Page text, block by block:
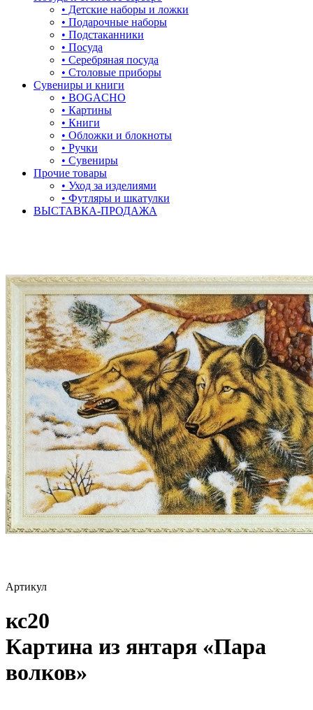
• Детские наборы и ложки
• Подарочные наборы
• Подстаканники
• Посуда
• Серебряная посуда
• Столовые приборы
Сувениры и книги
• BOGACHO
• Картины
• Книги
• Обложки и блокноты
• Ручки
• Сувениры
Прочие товары
• Уход за изделиями
• Футляры и шкатулки
ВЫСТАВКА-ПРОДАЖА
Артикул
кс20
Картина из янтаря «Пара
волков»